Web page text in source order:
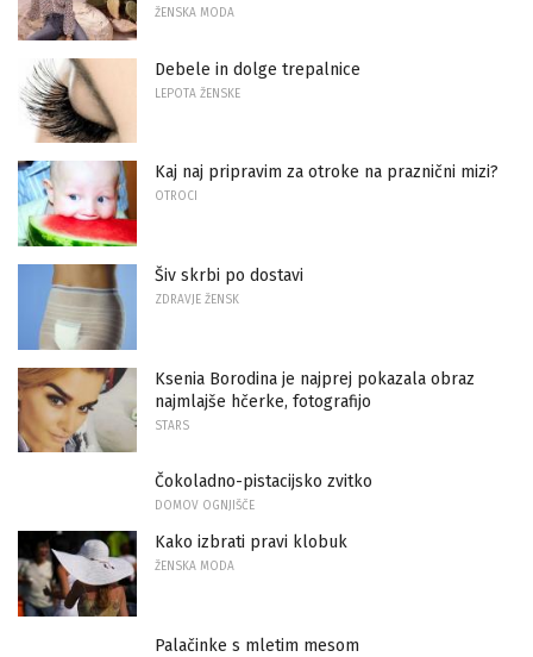
ŽENSKA MODA
Debele in dolge trepalnice
LEPOTA ŽENSKE
Kaj naj pripravim za otroke na praznični mizi?
OTROCI
Šiv skrbi po dostavi
ZDRAVJE ŽENSK
Ksenia Borodina je najprej pokazala obraz
najmlajše hčerke, fotografijo
STARS
Čokoladno-pistacijsko zvitko
DOMOV OGNJIŠČE
Kako izbrati pravi klobuk
ŽENSKA MODA
Palačinke s mletim mesom